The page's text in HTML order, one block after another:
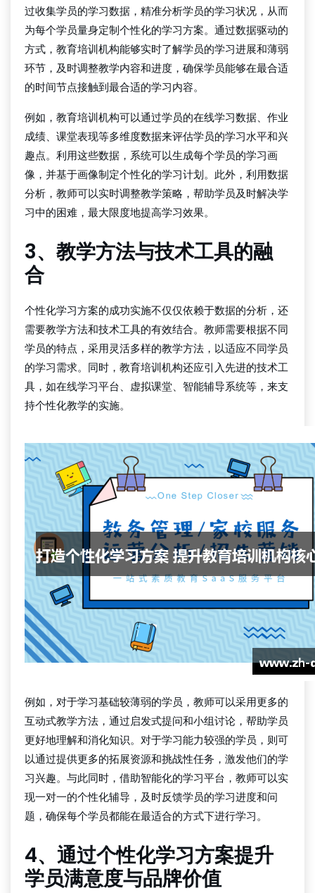
过收集学员的学习数据，精准分析学员的学习状况，从而
为每个学员量身定制个性化的学习方案。通过数据驱动的
方式，教育培训机构能够实时了解学员的学习进展和薄弱
环节，及时调整教学内容和进度，确保学员能够在最合适
的时间节点接触到最合适的学习内容。
例如，教育培训机构可以通过学员的在线学习数据、作业
成绩、课堂表现等多维度数据来评估学员的学习水平和兴
趣点。利用这些数据，系统可以生成每个学员的学习画
像，并基于画像制定个性化的学习计划。此外，利用数据
分析，教师可以实时调整教学策略，帮助学员及时解决学
习中的困难，最大限度地提高学习效果。
3、教学方法与技术工具的融
合
个性化学习方案的成功实施不仅仅依赖于数据的分析，还
需要教学方法和技术工具的有效结合。教师需要根据不同
学员的特点，采用灵活多样的教学方法，以适应不同学员
的学习需求。同时，教育培训机构还应引入先进的技术工
具，如在线学习平台、虚拟课堂、智能辅导系统等，来支
持个性化教学的实施。
例如，对于学习基础较薄弱的学员，教师可以采用更多的
互动式教学方法，通过启发式提问和小组讨论，帮助学员
更好地理解和消化知识。对于学习能力较强的学员，则可
以通过提供更多的拓展资源和挑战性任务，激发他们的学
习兴趣。与此同时，借助智能化的学习平台，教师可以实
现一对一的个性化辅导，及时反馈学员的学习进度和问
题，确保每个学员都能在最适合的方式下进行学习。
4、通过个性化学习方案提升
学员满意度与品牌价值